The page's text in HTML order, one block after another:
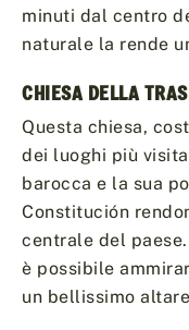
minuti dal centro
naturale la rende
CHIESA DELLA
Questa chiesa,
dei luoghi più
barocca e la sua
Constitución
centrale del
è possibile
un bellissimo